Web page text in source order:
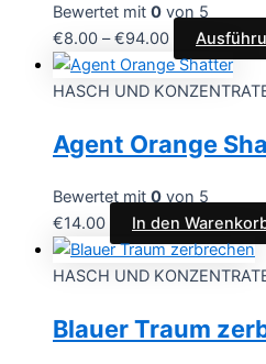
Bewertet mit 0 von 5
€8.00 –€94.00
HASCH UND
Agent Orange
Bewertet mit 0 von 5
€14.00 In den
HASCH UND
Blauer Traum